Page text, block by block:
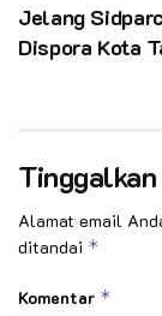
Jelang
Dispora Kota
Alamat email
ditandai *
Komentar *